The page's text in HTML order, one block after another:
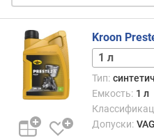
о
т
д
е
ш
е
в
Kroon
5 л 15 л
Тип:
Емкость: 1 л
Допуски: